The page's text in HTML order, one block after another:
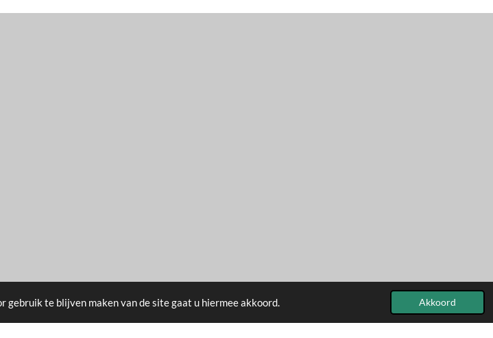
te blijven maken van de site gaat u hiermee akkoord. Akkoord